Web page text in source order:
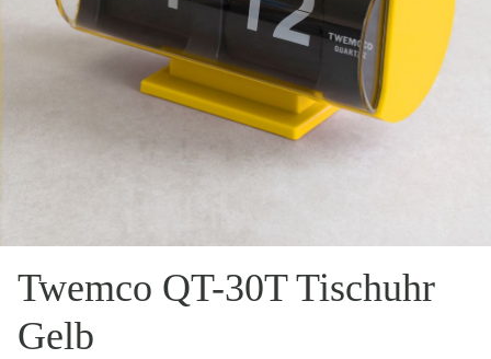
Twemco QT-30T Tischuhr
Gelb